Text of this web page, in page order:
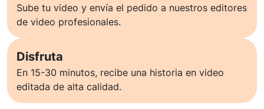
Sube tu video y envía el pedido a nuestros editores
de video profesionales.
Disfruta
En 15-30 minutos, recibe una historia en video
editada de alta calidad.